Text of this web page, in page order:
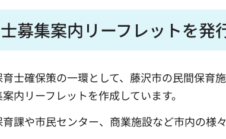
募集案内リーフレットを発
士確保策の一環として、藤沢市の民間保育
内リーフレットを作成しています。
課や市民センター、商業施設など市内の様